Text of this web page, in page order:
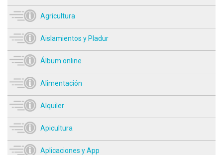
Agricultura
Aislamientos y Pladur
Álbum online
Alimentación
Alquiler
Apicultura
Aplicaciones y App